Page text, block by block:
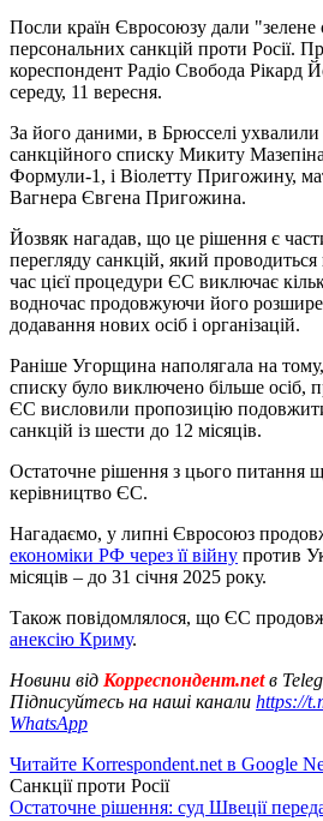
Посли країн Євросоюзу дали "зелене
персональних санкцій проти Росії.
кореспондент Радіо Свобода Рікард
середу, 11 вересня.
За його даними, в Брюсселі
санкційного списку Микиту
Формули-1, і Віолетту Пригожину,
Вагнера Євгена Пригожина.
Йозвяк нагадав, що це рішення є
перегляду санкцій, який проводиться
час цієї процедури ЄС виключає
водночас продовжуючи його
додавання нових осіб і організацій.
Раніше Угорщина наполягала на
списку було виключено більше осіб,
ЄС висловили пропозицію
санкцій із шести до 12 місяців.
Остаточне рішення з цього питання
керівництво ЄС.
Нагадаємо, у липні Євросоюз
економіки РФ через її війну против
місяців – до 31 січня 2025 року.
Також повідомлялося, що ЄС
анексію Криму.
Новини від Корреспондент.netв
Підписуйтесь на наші канали https://
WhatsApp
Читайте Korrespondent.net в Google
Санкції проти Росії
Остаточне рішення: суд Швеції